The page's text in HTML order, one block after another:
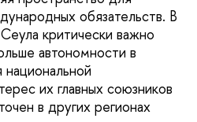
обязательств. В
критически важно
автономности в
их главных союзников
в других регионах